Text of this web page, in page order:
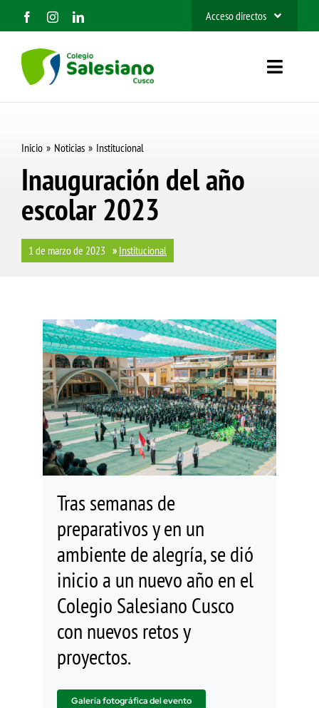
Saltar
contenido
Acceso directos
SIEWEB
Contacto
Toggle
Información
BUSCAR:
Inicio Noticias Institucional
Inauguración del año
escolar 2023
1 de marzo de 2023 » Institucional
Tras semanas de
preparativos y en un
ambiente de alegría, se dió
inicio a un nuevo año en el
Colegio Salesiano Cusco
con nuevos retos y
proyectos.
Galería fotográfica del evento